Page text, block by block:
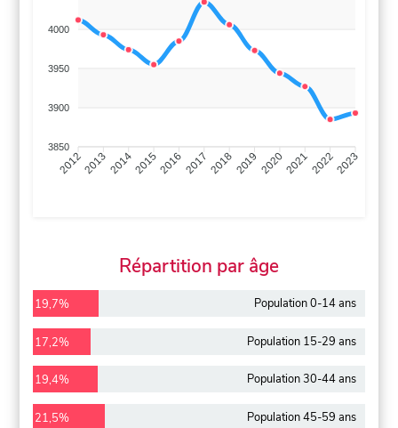
4000
3950
3900
3850
201220132014201520162017 20182019 2020202120222023
Répartition par âge
19,7% Population 0-14 ans
17,2% Population 15-29 ans
19,4% Population 30-44 ans
21,5% Population 45-59 ans